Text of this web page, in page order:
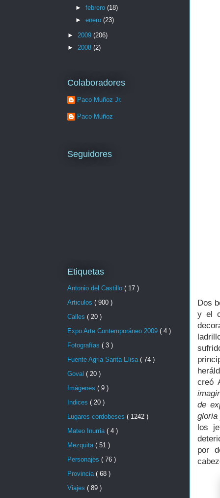
Dos
y el
creó
de
gloria
los
por
► febrero (18)
► enero (23)
► 2009 (206)
► 2008 (2)
Colaboradores
Paco Muñoz Jr.
Paco Muñoz
Seguidores
Etiquetas
Antonio del Castillo ( 17 )
Articulos ( 900 )
Calles ( 20 )
Expo Arte Contemporáneo 2009 ( 4 )
Fotografías ( 3 )
Fuente Agria Santa Elisa ( 74 )
Goval ( 20 )
Imágenes ( 9 )
Indices ( 20 )
Lugares cordobeses ( 1242 )
Mateo Inurria ( 4 )
Mezquita ( 51 )
Personajes ( 76 )
Provincia ( 68 )
Viajes ( 89 )